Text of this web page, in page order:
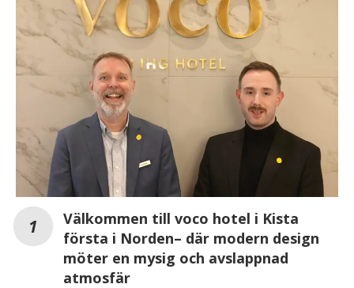
Välkommen till voco hotel i Kista
första i Norden– där modern design
möter en mysig och avslappnad
atmosfär